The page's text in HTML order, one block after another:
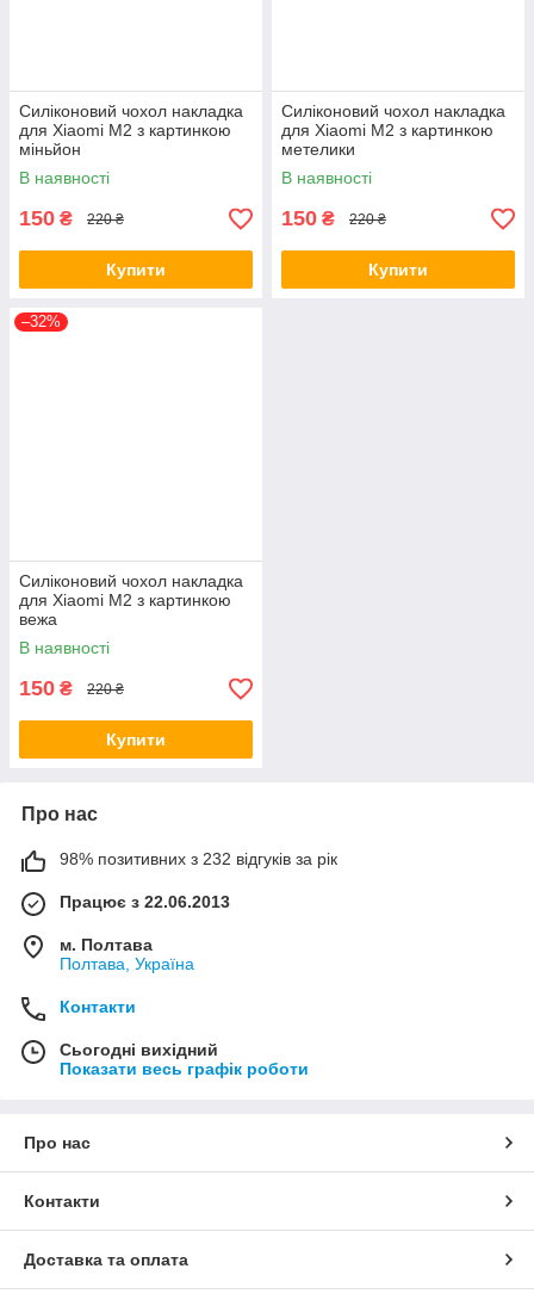
Силіконовий чохол накладка
для Xiaomi M2 з картинкою
міньйон
В наявності
150 ₴ 220 ₴
Купити
Силіконовий чохол накладка
для Xiaomi M2 з картинкою
метелики
В наявності
150 ₴ 220 ₴
Купити
–32%
Силіконовий чохол накладка
для Xiaomi M2 з картинкою
вежа
В наявності
150 ₴ 220 ₴
Купити
Про нас
98% позитивних з 232 відгуків за рік
Працює з 22.06.2013
м. Полтава
Полтава, Україна
Контакти
Сьогодні вихідний
Показати весь графік роботи
Про нас
Контакти
Доставка та оплата